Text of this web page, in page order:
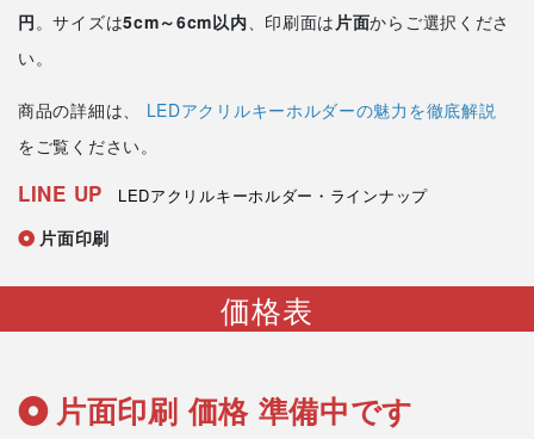
円。サイズは5cm～6cm以内、印刷面は片面からご選択くださ
い。
商品の詳細は、 LEDアクリルキーホルダーの魅力を徹底解説
をご覧ください。
LINE UP LEDアクリルキーホルダー・ラインナップ
片面印刷
価格表
片面印刷 価格 準備中です